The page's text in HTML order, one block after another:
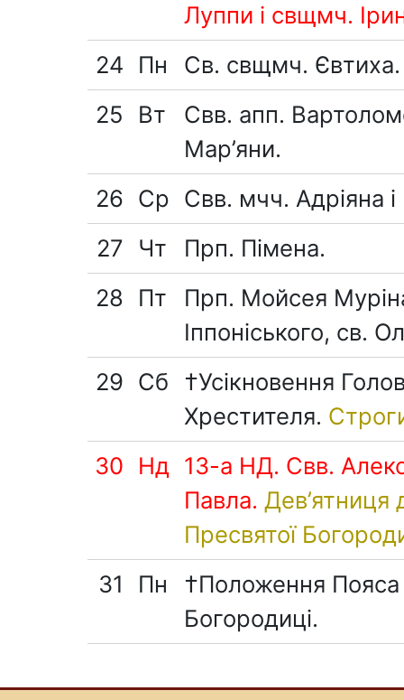
Луппи і свщмч.
24
Пн
Св. свщмч. Євтиха.
25
Вт
Свв. апп.
Мар’яни.
26 Ср Свв. мчч. Адріяна і
27
Чт
Прп. Пімена.
28
Пт
Прп. Мойсея
Іппоніського, св.
29 Сб
†Усікновення
Хрестителя.
30
Нд 13-а НД. Свв.
Павла.
Пресвятої
31
Пн
†Положення Пояса
Богородиці.